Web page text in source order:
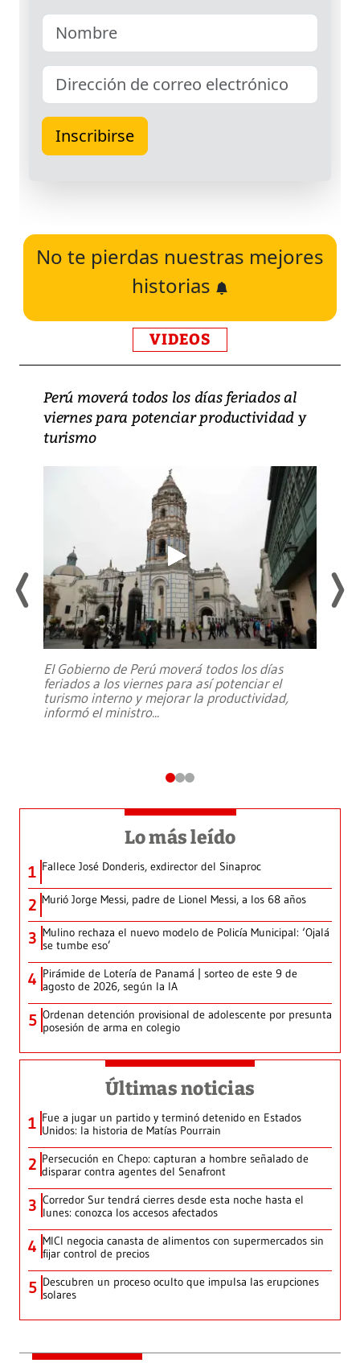
No te pierdas nuestras mejores
historias
VIDEOS
Perú moverá todos los días feriados al
viernes para potenciar productividad y
turismo
El Gobierno de Perú moverá todos los días
feriados a los viernes para así potenciar el
turismo interno y mejorar la productividad,
informó el ministro...
Lo más leído
1 Fallece José Donderis, exdirector del Sinaproc
2 Murió Jorge Messi, padre de Lionel Messi, a los 68 años
3 Mulino rechaza el nuevo modelo de Policía Municipal: ‘Ojalá
se tumbe eso’
4 Pirámide de Lotería de Panamá | sorteo de este 9 de
agosto de 2026, según la IA
5 Ordenan detención provisional de adolescente por presunta
posesión de arma en colegio
Últimas noticias
1 Fue a jugar un partido y terminó detenido en Estados
Unidos: la historia de Matías Pourrain
2 Persecución en Chepo: capturan a hombre señalado de
disparar contra agentes del Senafront
3 Corredor Sur tendrá cierres desde esta noche hasta el
lunes: conozca los accesos afectados
4 MICI negocia canasta de alimentos con supermercados sin
fijar control de precios
5 Descubren un proceso oculto que impulsa las erupciones
solares